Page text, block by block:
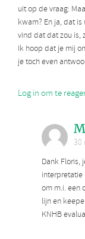
uit op de vraag:
kwam? En ja, dat
vind dat dat zou is,
Ik hoop dat je mij
je toch even
Log in om te
30
Dank Floris,
interpretatie
om m.i. een
lijn en
KNHB